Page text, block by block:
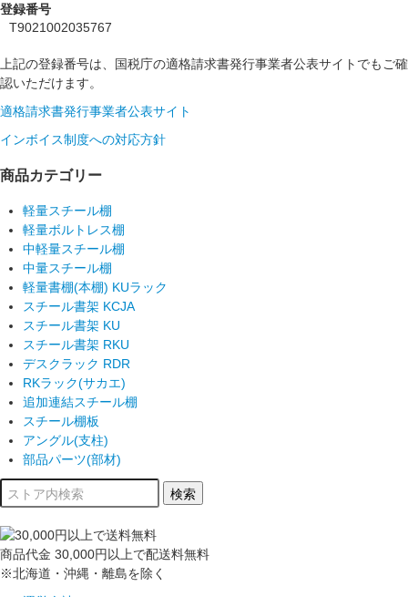
登録番号
T9021002035767
上記の登録番号は、国税庁の適格請求書発行事業者公表サイトでもご確
認いただけます。
適格請求書発行事業者公表サイト
インボイス制度への対応方針
商品カテゴリー
軽量スチール棚
軽量ボルトレス棚
中軽量スチール棚
中量スチール棚
軽量書棚(本棚) KUラック
スチール書架 KCJA
スチール書架 KU
スチール書架 RKU
デスクラック RDR
RKラック(サカエ)
追加連結スチール棚
スチール棚板
アングル(支柱)
部品パーツ(部材)
商品代金 30,000円以上で配送料無料
※北海道・沖縄・離島を除く